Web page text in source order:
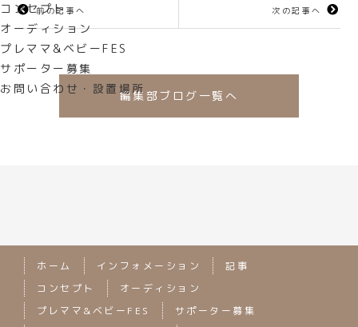
コンセプト
オーディション
プレママ&ベビーFES
サポーター募集
お問い合わせ・設置場所
前の記事へ 次の記事へ
編集部ブログ一覧へ
ホーム インフォメーション
記事
コンセプト
オーディション
プレママ&ベビーFES
サポーター募集